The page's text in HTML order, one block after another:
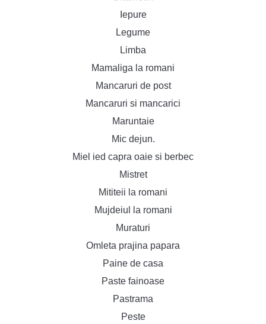
Iepure
Legume
Limba
Mamaliga la romani
Mancaruri de post
Mancaruri si mancarici
Maruntaie
Mic dejun.
Miel ied capra oaie si berbec
Mistret
Mititeii la romani
Mujdeiul la romani
Muraturi
Omleta prajina papara
Paine de casa
Paste fainoase
Pastrama
Peste